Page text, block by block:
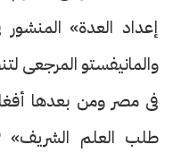
والمانيفستو المرجعى
فى مصر ومن بعدها